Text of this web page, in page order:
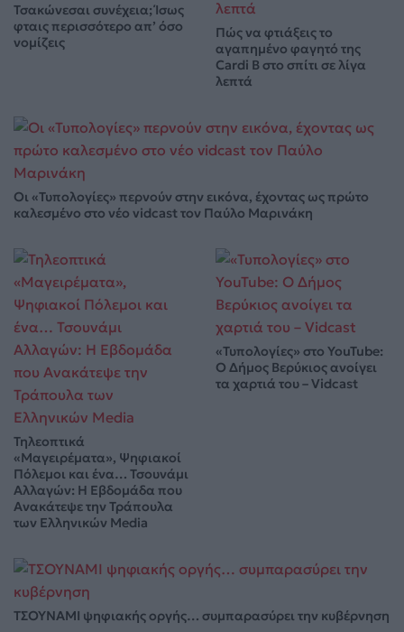
Τσακώνεσαι συνέχεια; Ίσως
φταις περισσότερο απ’ όσο
νομίζεις
Πώς να φτιάξεις το
αγαπημένο φαγητό της
Cardi B στο σπίτι σε λίγα
λεπτά
Οι «Τυπολογίες» περνούν στην εικόνα, έχοντας ως πρώτο
καλεσμένο στο νέο vidcast τον Παύλο Μαρινάκη
Τηλεοπτικά
«Μαγειρέματα», Ψηφιακοί
Πόλεμοι και ένα… Τσουνάμι
Αλλαγών: Η Εβδομάδα που
Ανακάτεψε την Τράπουλα
των Ελληνικών Media
«Τυπολογίες» στο YouTube:
Ο Δήμος Βερύκιος ανοίγει
τα χαρτιά του – Vidcast
ΤΣΟΥΝΑΜΙ ψηφιακής οργής… συμπαρασύρει την κυβέρνηση